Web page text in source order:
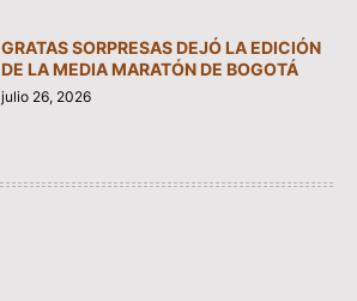
GRATAS SORPRESAS DEJÓ LA EDICIÓN
DE LA MEDIA MARATÓN DE BOGOTÁ
julio 26, 2026